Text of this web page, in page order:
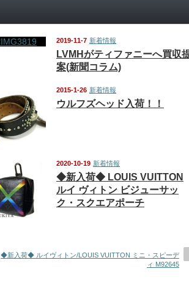
2019-11-7 新着情報
LVMHがティファニーへ買収
案(新聞コラム)
2015-1-26 新着情報
ウルフズヘッド入荷！！
2020-10-19 新着情報
◆新入荷◆ LOUIS VUITTON
ルイ ヴィトン ビジューサッ
ク・スクエアポーチ
◆新入荷◆ ルイヴィトン/LOUIS VUITTON ミニ・スピーデ
ィ M92645